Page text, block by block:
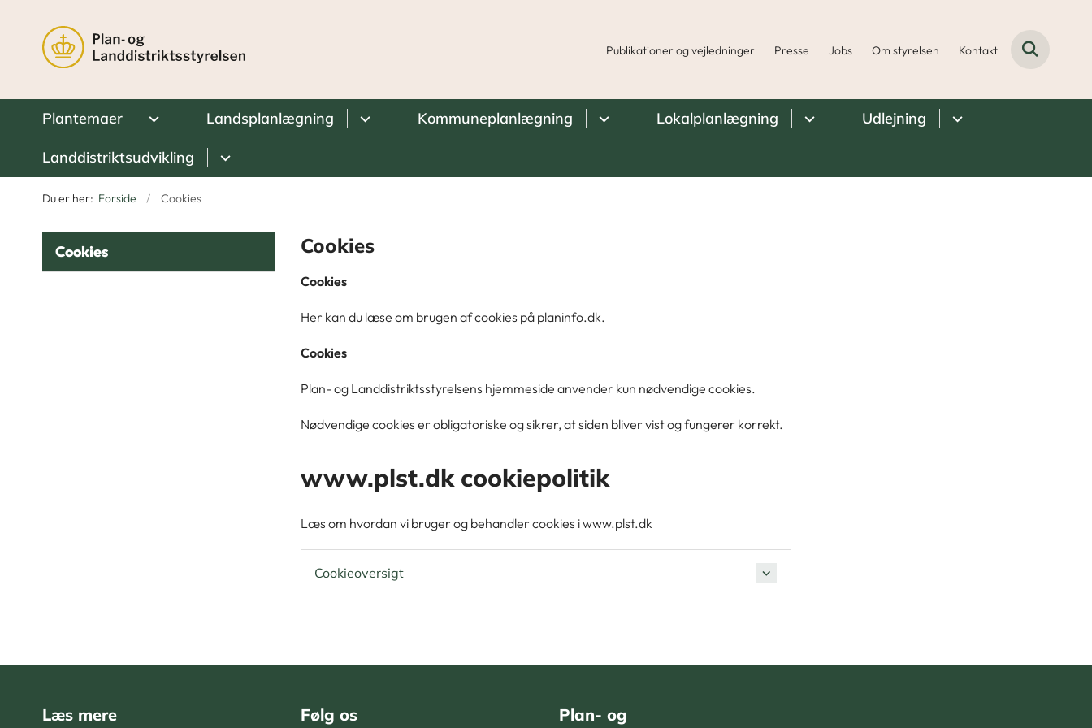
Publikationer og vejledninger Presse Jobs Om styrelsen Kontakt
Plantemaer Landsplanlægning Kommuneplanlægning Lokalplanlægning Udlejning
Landdistriktsudvikling
Du er her: Forside Cookies
Cookies Cookies
Cookies
Her kan du læse om brugen af cookies på planinfo.dk.
Cookies
Plan- og Landdistriktsstyrelsens hjemmeside anvender kun nødvendige cookies.
Nødvendige cookies er obligatoriske og sikrer, at siden bliver vist og fungerer korrekt.
www.plst.dk cookiepolitik
Læs om hvordan vi bruger og behandler cookies i www.plst.dk
Cookieoversigt
Læs mere Følg os
Plan- og